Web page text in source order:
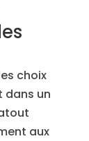
choix
dans un
aux